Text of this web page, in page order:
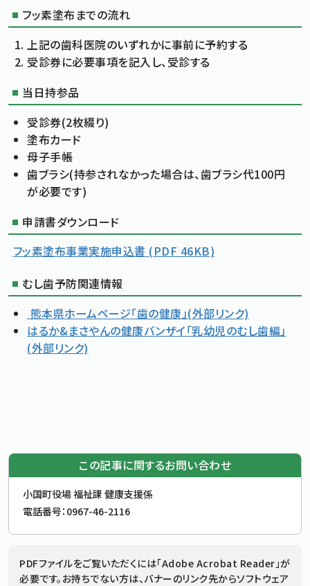
フッ素塗布までの流れ
上記の歯科医院のいずれかに事前に予約する
受診券に必要事項を記入し、受診する
当日持参品
受診券(2枚綴り)
塗布カード
母子手帳
歯ブラシ(持参されなかった場合は、歯ブラシ代100円
が必要です)
申請書ダウンロード
フッ素塗布事業実施申込書 (PDF 46KB)
むし歯予防関連情報
熊本県ホームページ「歯の健康」(外部リンク)
はるか&まさやんの健康バンザイ「乳幼児のむし歯編」
(外部リンク)
この記事に関するお問い合わせ
お問合せ先
小国町役場 福祉課 健康支援係
電話番号： 0967-46-2116
追加情報：PDFファイル
PDFファイルをご覧いただくには「Adobe Acrobat Reader」が
必要です。お持ちでない方は、バナーのリンク先からソフトウェア